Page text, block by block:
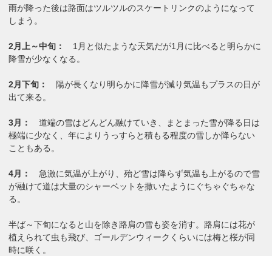
雨が降った後は路面はツルツルのスケートリンクのようになって
しまう。
2月上～中旬：
1月と似たような天気だが1月に比べると明らかに
降雪が少なくなる。
2月下旬： 陽が長くなり明らかに降雪が減り気温もプラスの日が
出て来る。
3月：道端の雪はどんどん融けていき、まとまった雪が降る日は
極端に少なく、年によりうっすらと積もる程度の雪しか降らない
こともある。
4月：急激に気温が上がり、殆ど雪は降らず気温も上がるので雪
が融けて道は大量のシャーベットを撒いたようにぐちゃぐちゃな
る。
半ば～下旬になると山を除き路肩の雪も姿を消す。路肩には花が
植えられて虫も飛び、ゴールデンウィークくらいには梅と桜が同
時に咲く。